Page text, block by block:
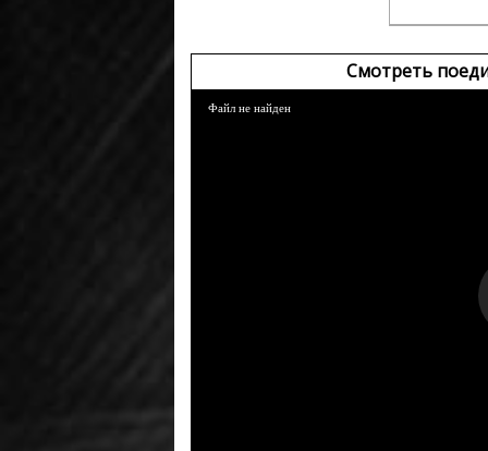
Смотреть
Файл не найден